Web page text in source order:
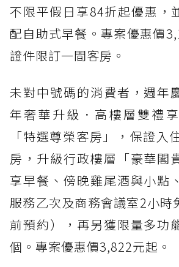
不限平假日享84折起優惠，
配自助式早餐。專案優惠價
證件限訂一間客房。
未對中號碼的消費者，週年
年奢華升級．高樓層雙禮
「特選尊榮客房」，保證入
房，升級行政樓層「豪華閣
享早餐、傍晚雞尾酒與小點
服務乙次及商務會議室2小時
前預約），再另獲限量多功
個。專案優惠價3,822元起。